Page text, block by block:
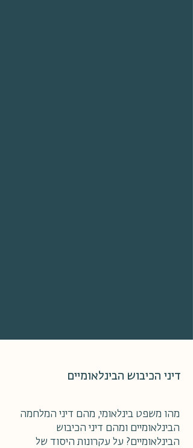
דיני הכיבוש הבינלאומיים
מהו משפט בינלאומי, מהם דיני המלחמה
הבינלאומיים ומהם דיני הכיבוש
הבינלאומיים? על עקרונות היסוד של